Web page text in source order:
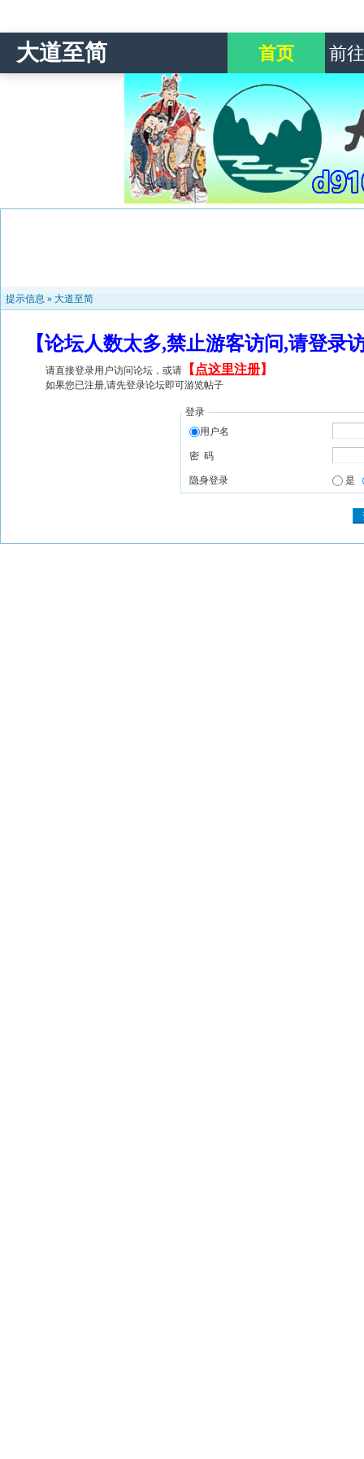
大道至简 首页 前
提示信息 » 大道至简
【论坛人数太多,禁止游客访问,请登
请直接登录用户访问论坛，或请 【 点这里注册】
如果您已注册,请先登录论坛即可游览帖子
登录
用户名
密 码
隐身登录 是